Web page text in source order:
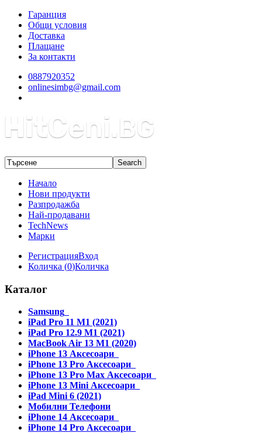
Гаранция
Общи условия
Доставка
Плащане
За контакти
0887920352
onlinesimbg@gmail.com
Начало
Нови продукти
Разпродажба
Най-продавани
TechNews
Марки
РегистрацияВход
Количка (0)Количка
Каталог
Samsung
iPad Pro 11 M1 (2021)
iPad Pro 12.9 M1 (2021)
MacBook Air 13 M1 (2020)
iPhone 13 Аксесоари
iPhone 13 Pro Аксесоари
iPhone 13 Pro Max Аксесоари
iPhone 13 Mini Аксесоари
iPad Mini 6 (2021)
Мобилни Телефони
iPhone 14 Аксесоари
iPhone 14 Pro Аксесоари